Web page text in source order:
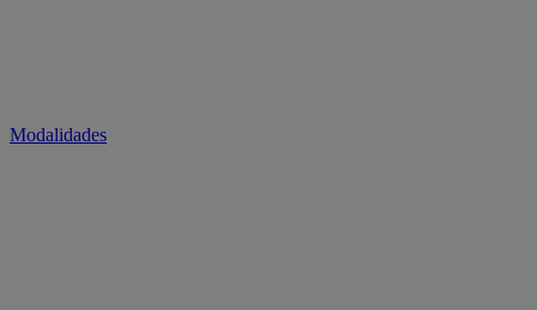
Modalidades